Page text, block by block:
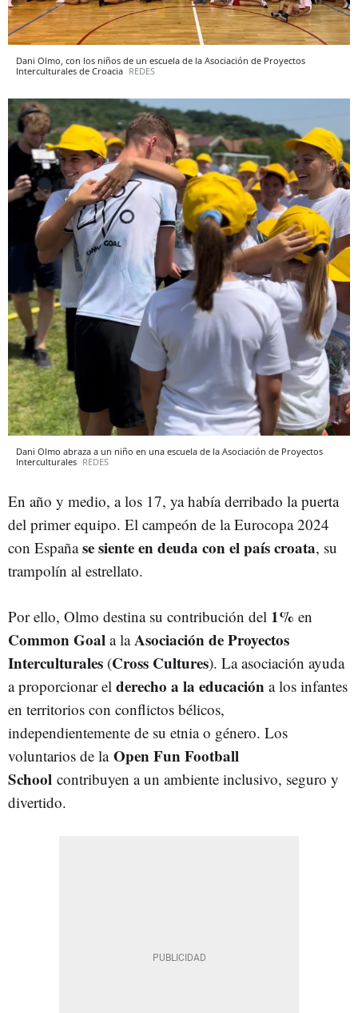
Dani Olmo, con los niños de un escuela de la Asociación de Proyectos
Interculturales de Croacia REDES
Dani Olmo abraza a un niño en una escuela de la Asociación de Proyectos
Interculturales REDES
En año y medio, a los 17, ya había derribado la puerta
del primer equipo. El campeón de la Eurocopa 2024
con Españase siente en deuda con el país croata, su
trampolín al estrellato.
Por ello, Olmo destina su contribución del 1% en
Common Goal a laAsociación de Proyectos
Interculturales (Cross Cultures). La asociación ayuda
a proporcionar el derecho a la educación a los infantes
en territorios con conflictos bélicos,
independientemente de su etnia o género. Los
voluntarios de la Open Fun Football
School contribuyen a un ambiente inclusivo, seguro y
divertido.